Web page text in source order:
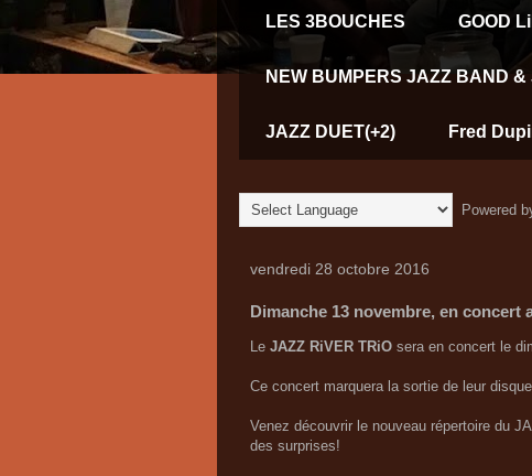
LES 3BOUCHES GOOD
NEW BUMPERS JAZZ BAND
JAZZ DUET(+2) Fred
Powered
vendredi 28 octobre 2016
Dimanche 13 novembre, en concert
Le JAZZ RiVER TRiO sera en concert le
Ce concert marquera la sortie de leur
Venez découvrir le nouveau répertoire du
des surprises!